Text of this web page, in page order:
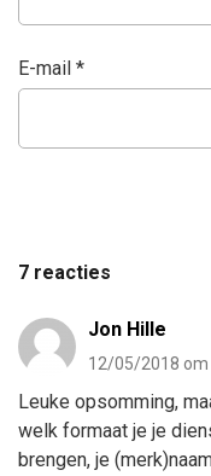
E-mail *
7 reacties
Jon Hille
12/05/2018 om
Leuke opsomming,
welk formaat je je
brengen, je